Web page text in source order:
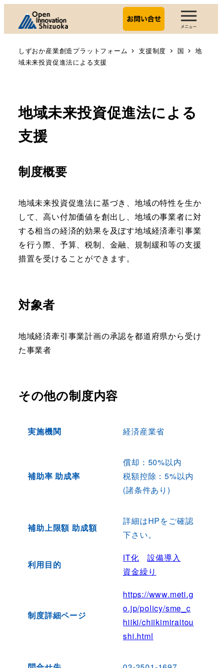
しずおか産業創造プラットフォーム 支援制度 国
地
域未来投資促進法による支援
地域未来投資促進法による
支援
制度概要
地域未来投資促進法に基づき、地域の特性を生か
して、高い付加価値を創出し、地域の事業者に対
する相当の経済的効果を及ぼす地域経済牽引事業
を行う際、予算、税制、金融、規制緩和等の支援
措置を受けることができます。
対象者
地域経済牽引事業計画の承認を都道府県から受け
た事業者
その他の制度内容
実施機関 経済産業省
補助率 助成率
償却：50%以内
税額控除：5%以内
(諸条件あり)
補助上限額 助成額
詳細はHPをご確認
下さい。
利用目的
IT化
設備導入
資金繰り
制度詳細ページ
https://www.meti.g
o.jp/policy/sme_c
hiiki/chiikimiraitou
shi.html